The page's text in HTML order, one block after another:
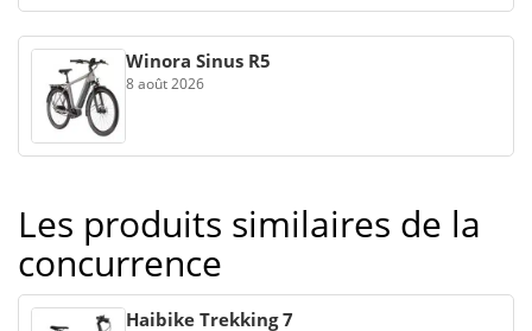
Winora Sinus R5
8 août 2026
Les produits similaires de la
concurrence
Haibike Trekking 7